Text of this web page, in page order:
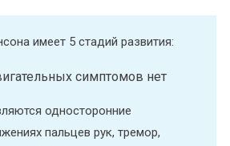
имеет 5 стадий развития:
симптомов нет
односторонние
пальцев рук, тремор,